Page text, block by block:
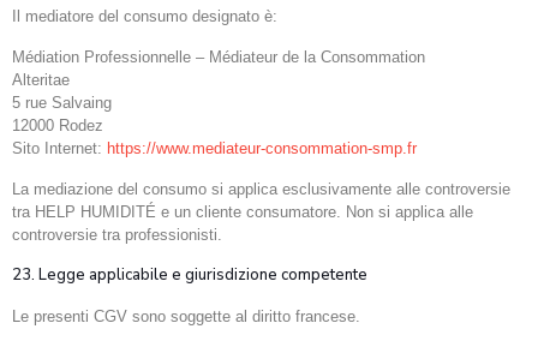
Il mediatore del consumo designato è:
Médiation Professionnelle – Médiateur de la Consommation
Alteritae
5 rue Salvaing
12000 Rodez
Sito Internet: https://www.mediateur-consommation-smp.fr
La mediazione del consumo si applica esclusivamente alle controversie
tra HELP HUMIDITÉ e un cliente consumatore. Non si applica alle
controversie tra professionisti.
23. Legge applicabile e giurisdizione competente
Le presenti CGV sono soggette al diritto francese.